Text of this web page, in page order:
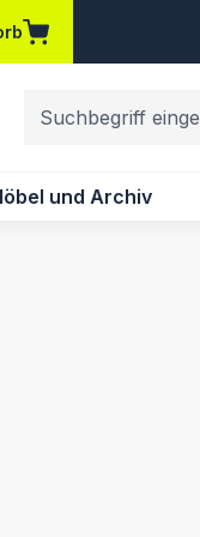
Merkzettel
und Archiv